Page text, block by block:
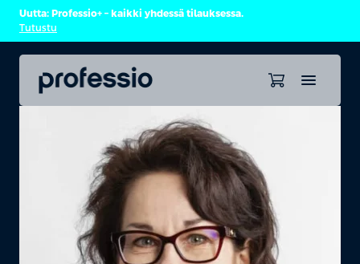
Uutta: Professio+ – kaikki yhdessä tilauksessa.
Tutustu